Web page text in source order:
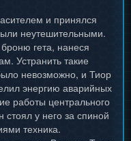
и принялся
неутешительными.
гета, нанеся
Устранить такие
невозможно, и Тиор
энергию аварийных
работы центрального
у него за спиной
техника.